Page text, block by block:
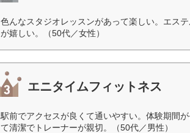
色んなスタジオレッスンがあって楽しい。エス
が嬉しい。（50代／女性）
エニタイムフィットネス
駅前でアクセスが良くて通いやすい。体験期間
て清潔でトレーナーが親切。（50代／男性）